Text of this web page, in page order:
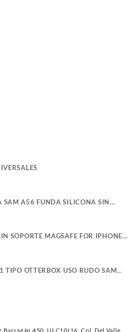
SAM A56 FUNDA SILICONA SIN
SAMSUNG
SOPORTE MAGSAFE FOR IPHONE
MAGSAFE
TIPO OTTERBOX USO RUDO SAM
S26 ULTRA
Barragán 450, ULC10I16, Col. Del Valle,